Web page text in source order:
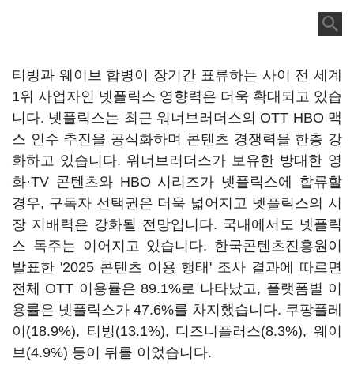
티빙과 웨이브 합병이 장기간 표류하는 사이 전 세계
1위 사업자인 넷플릭스 영향력은 더욱 확대되고 있습
니다. 넷플릭스는 최근 워너브러더스의 OTT HBO 맥
스 인수 추진을 공식화하며 콘텐츠 경쟁력을 한층 강
화하고 있습니다. 워너브러더스가 보유한 방대한 영
화·TV 콘텐츠와 HBO 시리즈가 넷플릭스에 합류할
경우, 구독자 선택권은 더욱 넓어지고 넷플릭스의 시
장 지배력은 강화될 전망입니다. 국내에서도 넷플릭
스 독주는 이어지고 있습니다. 한국콘텐츠진흥원이
발표한 '2025 콘텐츠 이용 행태' 조사 결과에 따르면
전체 OTT 이용률은 89.1%로 나타났고, 플랫폼별 이
용률은 넷플릭스가 47.6%를 차지했습니다. 쿠팡플레
이(18.9%), 티빙(13.1%), 디즈니플러스(8.3%), 웨이
브(4.9%) 등이 뒤를 이었습니다.